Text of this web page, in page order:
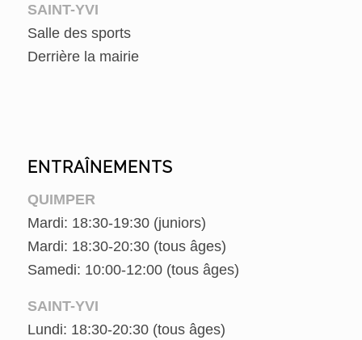
SAINT-YVI
Salle des sports
Derrière la mairie
ENTRAÎNEMENTS
QUIMPER
Mardi: 18:30-19:30 (juniors)
Mardi: 18:30-20:30 (tous âges)
Samedi: 10:00-12:00 (tous âges)
SAINT-YVI
Lundi: 18:30-20:30 (tous âges)